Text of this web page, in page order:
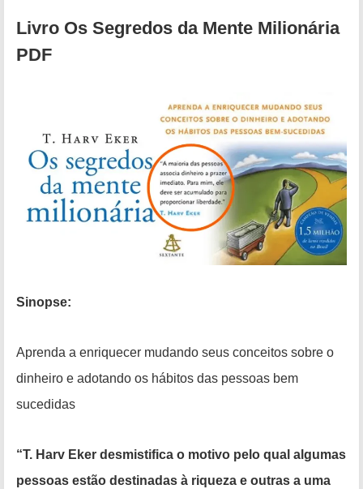
Livro Os Segredos da Mente Milionária
PDF
Sinopse:
Aprenda a enriquecer mudando seus conceitos sobre o
dinheiro e adotando os hábitos das pessoas bem
sucedidas
“T. Harv Eker desmistifica o motivo pelo qual algumas
pessoas estão destinadas à riqueza e outras a uma